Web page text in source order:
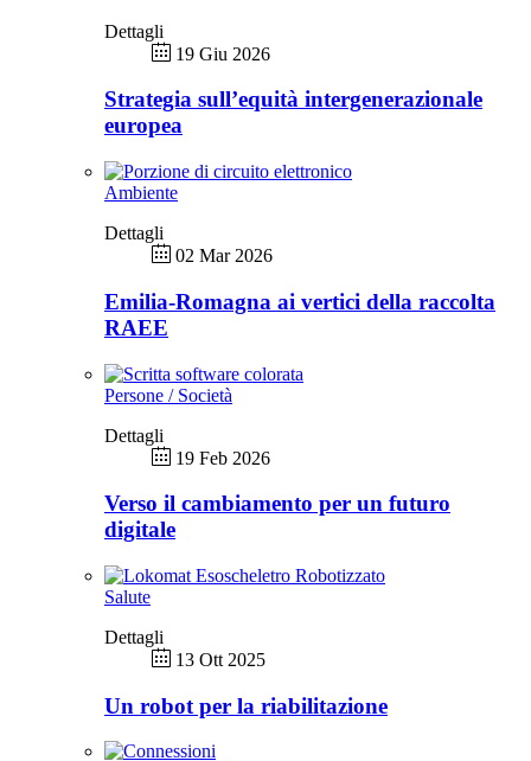
Dettagli
19 Giu 2026
Strategia sull’equità intergenerazionale
europea
Ambiente
Dettagli
02 Mar 2026
Emilia-Romagna ai vertici della raccolta
RAEE
Persone / Società
Dettagli
19 Feb 2026
Verso il cambiamento per un futuro
digitale
Salute
Dettagli
13 Ott 2025
Un robot per la riabilitazione